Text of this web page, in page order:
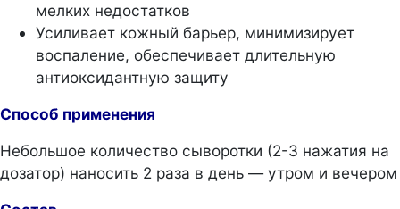
мелких недостатков
Усиливает кожный барьер, минимизирует
воспаление, обеспечивает длительную
антиоксидантную защиту
Способ применения
Небольшое количество сыворотки (2-3 нажатия на
дозатор) наносить 2 раза в день — утром и вечером